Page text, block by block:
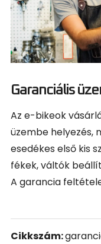
Garanciális
Az e-bikeok
üzembe helyezés,
esedékes első kis
fékek, váltók
A garancia
Cikkszám: